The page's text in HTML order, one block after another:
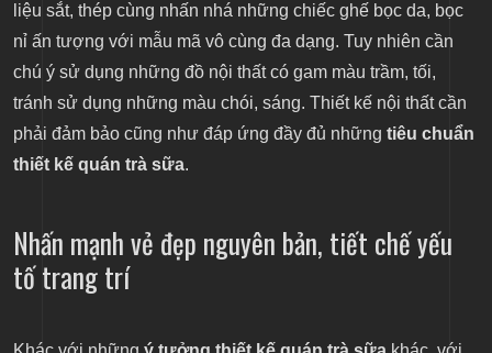
liệu sắt, thép cùng nhấn nhá những chiếc ghế bọc da, bọc
nỉ ấn tượng với mẫu mã vô cùng đa dạng. Tuy nhiên cần
chú ý sử dụng những đồ nội thất có gam màu trầm, tối,
tránh sử dụng những màu chói, sáng. Thiết kế nội thất cần
phải đảm bảo cũng như đáp ứng đầy đủ những tiêu chuẩn
thiết kế quán trà sữa.
Nhấn mạnh vẻ đẹp nguyên bản, tiết chế yếu
tố trang trí